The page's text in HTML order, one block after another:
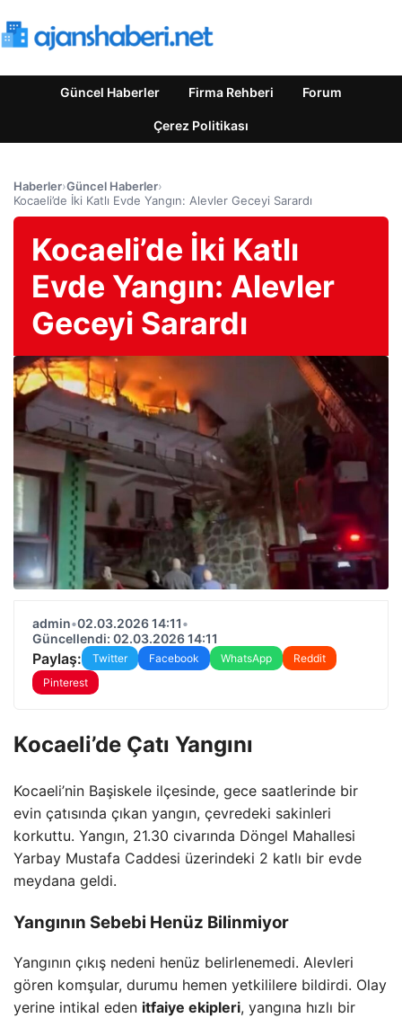
Güncel Haberler Firma Rehberi Forum
Çerez Politikası
Haberler›Güncel Haberler›
Kocaeli’de İki Katlı Evde Yangın: Alevler Geceyi Sarardı
Kocaeli’de İki Katlı
Evde Yangın: Alevler
Geceyi Sarardı
admin•02.03.2026 14:11•
Güncellendi: 02.03.2026 14:11
Paylaş: Twitter Facebook WhatsApp
Reddit
Pinterest
Kocaeli’de Çatı Yangını
Kocaeli’nin Başiskele ilçesinde, gece saatlerinde bir
evin çatısında çıkan yangın, çevredeki sakinleri
korkuttu. Yangın, 21.30 civarında Döngel Mahallesi
Yarbay Mustafa Caddesi üzerindeki 2 katlı bir evde
meydana geldi.
Yangının Sebebi Henüz Bilinmiyor
Yangının çıkış nedeni henüz belirlenemedi. Alevleri
gören komşular, durumu hemen yetkililere bildirdi. Olay
yerine intikal eden itfaiye ekipleri, yangına hızlı bir